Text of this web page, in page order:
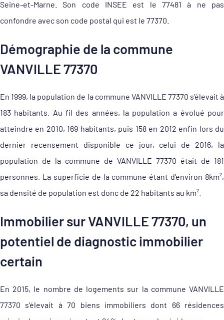
Seine-et-Marne. Son code INSEE est le 77481 à ne pas
confondre avec son code postal qui est le 77370.
Démographie de la commune
VANVILLE 77370
En 1999, la population de la commune VANVILLE 77370 s'élevait à
183 habitants. Au fil des années, la population a évolué pour
atteindre en 2010, 169 habitants, puis 158 en 2012 enfin lors du
dernier recensement disponible ce jour, celui de 2016, la
population de la commune de VANVILLE 77370 était de 181
personnes. La superficie de la commune étant d'environ 8km²,
sa densité de population est donc de 22 habitants au km².
Immobilier sur VANVILLE 77370, un
potentiel de diagnostic immobilier
certain
En 2015, le nombre de logements sur la commune VANVILLE
77370 s'élevait à 70 biens immobiliers dont 66 résidences